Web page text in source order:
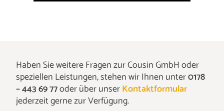
Haben Sie weitere Fragen zur Cousin GmbH oder
speziellen Leistungen, stehen wir Ihnen unter0178
– 443 69 77oder über unserKontaktformular
jederzeit gerne zur Verfügung.